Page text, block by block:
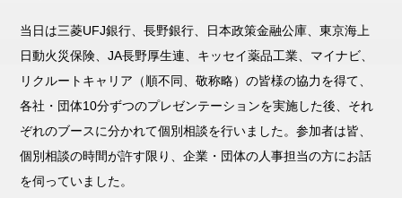
当日は三菱UFJ銀行、長野銀行、日本政策金融公庫、東京海上
日動火災保険、JA長野厚生連、キッセイ薬品工業、マイナビ、
リクルートキャリア（順不同、敬称略）の皆様の協力を得て、
各社・団体10分ずつのプレゼンテーションを実施した後、それ
ぞれのブースに分かれて個別相談を行いました。参加者は皆、
個別相談の時間が許す限り、企業・団体の人事担当の方にお話
を伺っていました。